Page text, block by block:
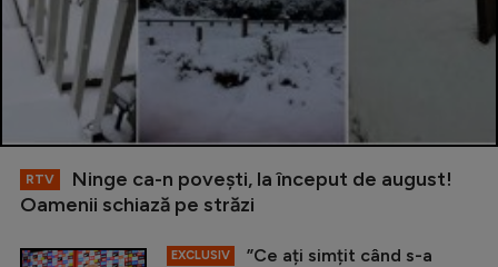
RTV
Ninge ca-n povești, la început de august!
Oamenii schiază pe străzi
EXCLUSIV
”Ce ați simțit când s-a